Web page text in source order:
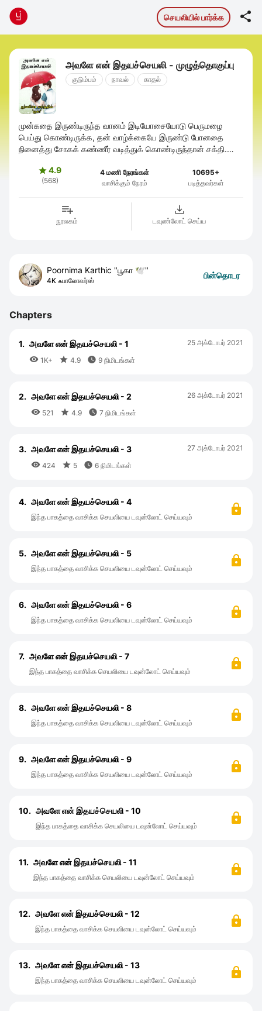
செயலியில் பார்க்க 
அவளே என் இதயச்செயலி - முழுத்தொகுப்பு
குடும்பம் நாவல் காதல்
முன்கதை இருண்டிருந்த வானம் இடியோசையோடு பெருமழை
பெய்து கொண்டிருக்க, தன் வாழ்க்கையே இருண்டு போனதை
நினைத்து சோகக் கண்ணீர் வடித்துக் கொண்டிருந்தான் சக்தி.
4.9
(568)
4 மணி நேரங்கள்
வாசிக்கும் நேரம்
10695+
படித்தவர்கள்
நூலகம் டவுண்லோட் செய்ய
Poornima Karthic "பூகா 🕊"
4K ஃபாலோவர்ஸ்
பின்தொடர
Chapters
1. அவளே என் இதயச்செயலி - 1
 1K+  4.9  9 நிமிடங்கள்
25 அக்டோபர் 2021
2. அவளே என் இதயச்செயலி - 2
 521  4.9  7 நிமிடங்கள்
26 அக்டோபர் 2021
3. அவளே என் இதயச்செயலி - 3
 424  5  6 நிமிடங்கள்
27 அக்டோபர் 2021
4. அவளே என் இதயச்செயலி - 4
இந்த பாகத்தை வாசிக்க செயலியை டவுன்லோட் செய்யவும்
5. அவளே என் இதயச்செயலி - 5
இந்த பாகத்தை வாசிக்க செயலியை டவுன்லோட் செய்யவும்
6. அவளே என் இதயச்செயலி - 6
இந்த பாகத்தை வாசிக்க செயலியை டவுன்லோட் செய்யவும்
7. அவளே என் இதயச்செயலி - 7
இந்த பாகத்தை வாசிக்க செயலியை டவுன்லோட் செய்யவும்
8. அவளே என் இதயச்செயலி - 8
இந்த பாகத்தை வாசிக்க செயலியை டவுன்லோட் செய்யவும்
9. அவளே என் இதயச்செயலி - 9
இந்த பாகத்தை வாசிக்க செயலியை டவுன்லோட் செய்யவும்
10. அவளே என் இதயச்செயலி - 10
இந்த பாகத்தை வாசிக்க செயலியை டவுன்லோட் செய்யவும்
11. அவளே என் இதயச்செயலி - 11
இந்த பாகத்தை வாசிக்க செயலியை டவுன்லோட் செய்யவும்
12. அவளே என் இதயச்செயலி - 12
இந்த பாகத்தை வாசிக்க செயலியை டவுன்லோட் செய்யவும்
13. அவளே என் இதயச்செயலி - 13
இந்த பாகத்தை வாசிக்க செயலியை டவுன்லோட் செய்யவும்